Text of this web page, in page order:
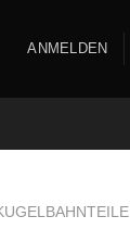
ANMELDEN